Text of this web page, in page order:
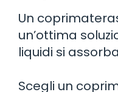
Un
un’ottima
liquidi si
Scegli un